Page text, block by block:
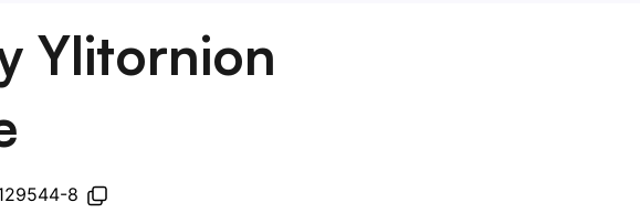
Ylitornion
8